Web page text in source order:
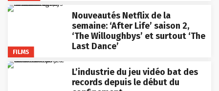
FILMS
Nouveautés Netflix de la
semaine: ‘After Life’ saison 2,
‘The Willoughbys’ et surtout ‘The
Last Dance’
L’industrie du jeu vidéo bat des
records depuis le début du